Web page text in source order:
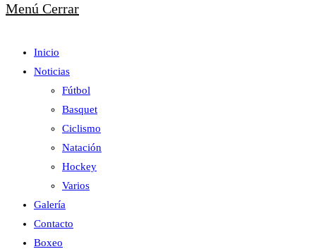
Menú Cerrar
Inicio
Noticias
Fútbol
Basquet
Ciclismo
Natación
Hockey
Varios
Galería
Contacto
Boxeo